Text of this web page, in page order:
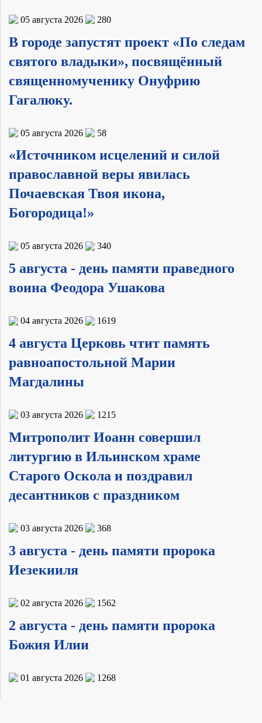
05 августа 2026 280
В городе запустят проект «По следам
святого владыки», посвящённый
священномученику Онуфрию
Гагалюку.
05 августа 2026 58
«Источником исцелений и силой
православной веры явилась
Почаевская Твоя икона,
Богородица!»
05 августа 2026 340
5 августа - день памяти праведного
воина Феодора Ушакова
04 августа 2026 1619
4 августа Церковь чтит память
равноапостольной Марии
Магдалины
03 августа 2026 1215
Митрополит Иоанн совершил
литургию в Ильинском храме
Старого Оскола и поздравил
десантников с праздником
03 августа 2026 368
3 августа - день памяти пророка
Иезекииля
02 августа 2026 1562
2 августа - день памяти пророка
Божия Илии
01 августа 2026 1268